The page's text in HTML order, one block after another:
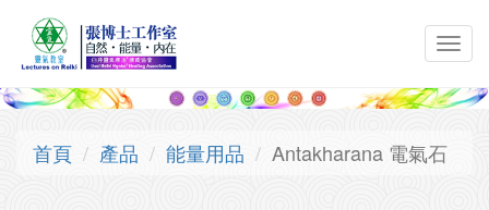
移至主內容
首頁 產品 能量用品 Antakharana 電氣石